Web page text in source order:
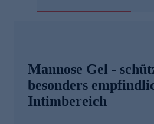
Mannose Gel -
besonders
Intimbereich